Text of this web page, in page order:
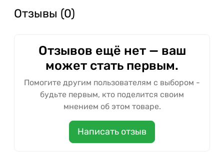
Отзывы (0)
Отзывов ещё нет — ваш
может стать первым.
Помогите другим пользователям с выбором -
будьте первым, кто поделится своим
мнением об этом товаре.
Написать отзыв